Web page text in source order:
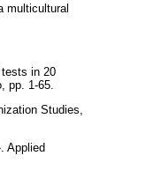
multicultural
in 20
pp. 1-65.
Studies,
Applied